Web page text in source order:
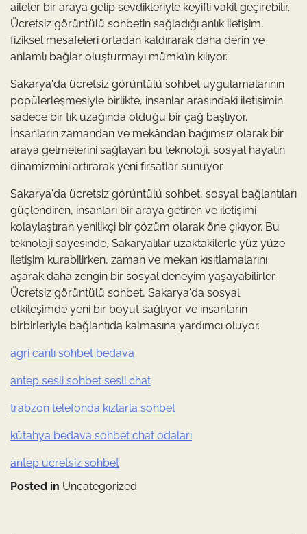
aileler bir araya gelip sevdikleriyle keyifli vakit geçirebilir.
Ücretsiz görüntülü sohbetin sağladığı anlık iletişim,
fiziksel mesafeleri ortadan kaldırarak daha derin ve
anlamlı bağlar oluşturmayı mümkün kılıyor.
Sakarya'da ücretsiz görüntülü sohbet uygulamalarının
popülerleşmesiyle birlikte, insanlar arasındaki iletişimin
sadece bir tık uzağında olduğu bir çağ başlıyor.
İnsanların zamandan ve mekândan bağımsız olarak bir
araya gelmelerini sağlayan bu teknoloji, sosyal hayatın
dinamizmini artırarak yeni fırsatlar sunuyor.
Sakarya'da ücretsiz görüntülü sohbet, sosyal bağlantıları
güçlendiren, insanları bir araya getiren ve iletişimi
kolaylaştıran yenilikçi bir çözüm olarak öne çıkıyor. Bu
teknoloji sayesinde, Sakaryalılar uzaktakilerle yüz yüze
iletişim kurabilirken, zaman ve mekan kısıtlamalarını
aşarak daha zengin bir sosyal deneyim yaşayabilirler.
Ücretsiz görüntülü sohbet, Sakarya'da sosyal
etkileşimde yeni bir boyut sağlıyor ve insanların
birbirleriyle bağlantıda kalmasına yardımcı oluyor.
agri canlı sohbet bedava
antep sesli sohbet sesli chat
trabzon telefonda kızlarla sohbet
kütahya bedava sohbet chat odaları
antep ucretsiz sohbet
Posted in Uncategorized